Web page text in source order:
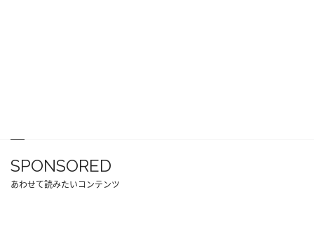
SPONSORED
あわせて読みたいコンテンツ